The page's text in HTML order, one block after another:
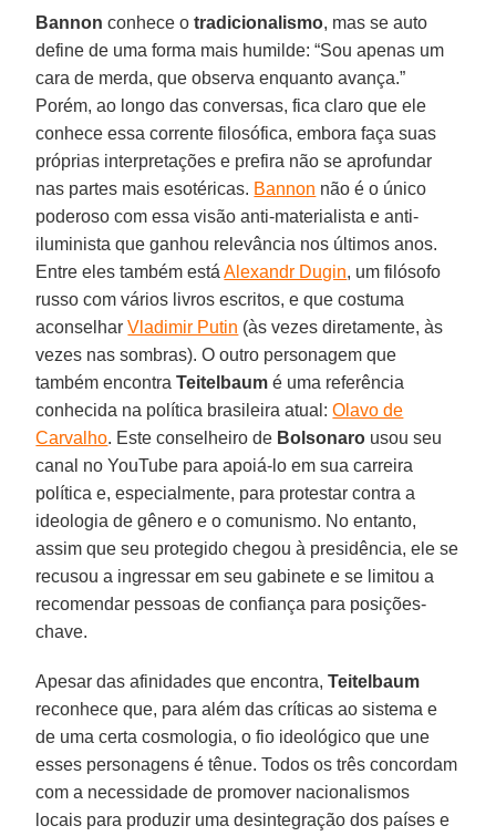
Bannon conhece otradicionalismo, mas se auto
define de uma forma mais humilde: “Sou apenas um
cara de merda, que observa enquanto avança.”
Porém, ao longo das conversas, fica claro que ele
conhece essa corrente filosófica, embora faça suas
próprias interpretações e prefira não se aprofundar
nas partes mais esotéricas. Bannon não é o único
poderoso com essa visão anti-materialista e anti-
iluminista que ganhou relevância nos últimos anos.
Entre eles também estáAlexandr Dugin, um filósofo
russo com vários livros escritos, e que costuma
aconselharVladimir Putin (às vezes diretamente, às
vezes nas sombras). O outro personagem que
também encontraTeitelbaum é uma referência
conhecida na política brasileira atual:Olavo de
Carvalho. Este conselheiro de Bolsonaro usou seu
canal no YouTube para apoiá-lo em sua carreira
política e, especialmente, para protestar contra a
ideologia de gênero e o comunismo. No entanto,
assim que seu protegido chegou à presidência, ele se
recusou a ingressar em seu gabinete e se limitou a
recomendar pessoas de confiança para posições-
chave.
Apesar das afinidades que encontra,Teitelbaum
reconhece que, para além das críticas ao sistema e
de uma certa cosmologia, o fio ideológico que une
esses personagens é tênue. Todos os três concordam
com a necessidade de promover nacionalismos
locais para produzir uma desintegração dos países e